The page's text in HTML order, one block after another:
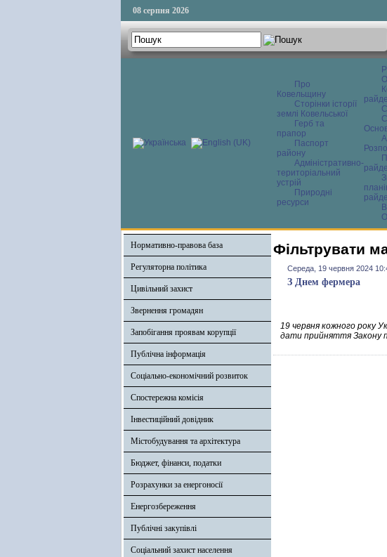
08 серпня 2026
Про
Ковельщину
Сторінки історії
землі Ковельської
Герб та
прапор
Паспорт
району
Адміністративно-
територіальний
устрій
Природні
ресурси
Нормативно-правова база
Регуляторна політика
Цивільний захист
Звернення громадян
Запобігання проявам корупції
Публічна інформація
Соціально-економічний розвиток
Спостережна комісія
Інвестиційний довідник
Містобудування та архітектура
Бюджет, фінанси, податки
Розрахунки за енергоносії
Енергозбереження
Публічні закупівлі
Соціальний захист населення
Фільтрувати
Середа, 19 червня 2024
З Днем фермера
19 червня кожного року
дати прийняття Закону